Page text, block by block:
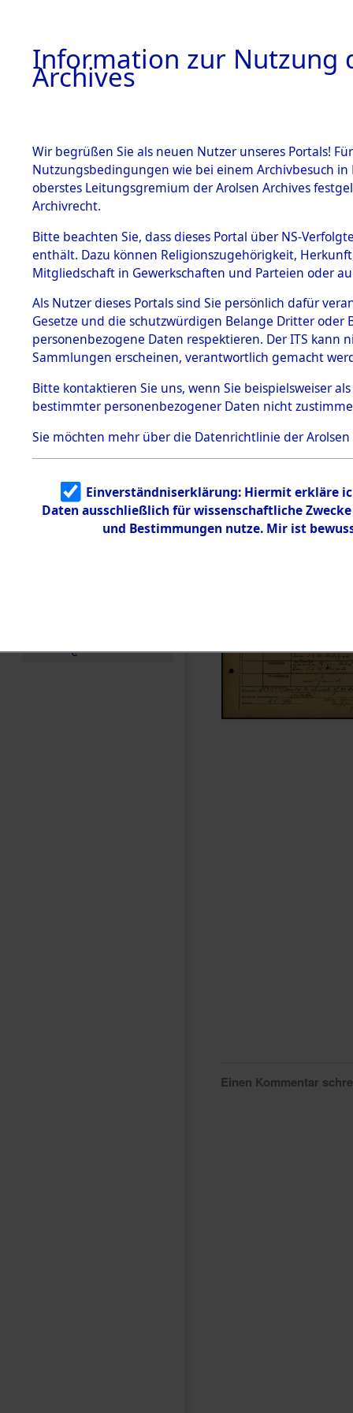
BESTÄNDE
1.
mente
5. Verschiedenes
5.3
Todesmärsche
5.3.1 Alliierte
Erhebungen
zu
Todesmärsch
en
5.3.2
Identifizierun
g
5.3.3
Todesmärsch
e
Dead -
Branch -
0106
Einen Kommentar
Information zur Nutzung
Archives
Wir begrüßen Sie als neuen Nutzer unseres Portals!
Nutzungsbedingungen wie bei einem Archivbesuch
oberstes Leitungsgremium der Arolsen Archives
Archivrecht.
Bitte beachten Sie, dass dieses Portal über NS-
enthält. Dazu können Religionszugehörigkeit,
Mitgliedschaft in Gewerkschaften und Parteien oder
Als Nutzer dieses Portals sind Sie persönlich dafür
Gesetze und die schutzwürdigen Belange Dritter
personenbezogene Daten respektieren. Der ITS
Sammlungen erscheinen, verantwortlich gemacht
Bitte kontaktieren Sie uns, wenn Sie beispielsweiser
bestimmter personenbezogener Daten nicht
Sie möchten mehr über die Datenrichtlinie der Arolsen
Einverständniserklärung: Hiermit erkläre
Daten ausschließlich für wissenschaftliche
und Bestimmungen nutze. Mir ist